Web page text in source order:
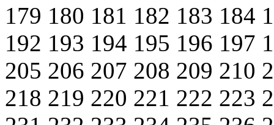
179 180 181 182 183 184
192 193 194 195 196 197
205 206 207 208 209 210
218 219 220 221 222 223